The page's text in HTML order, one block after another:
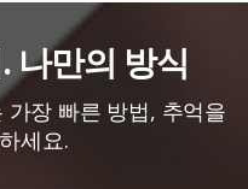
나만의 방식
장 빠른 방법, 추억을
세요.